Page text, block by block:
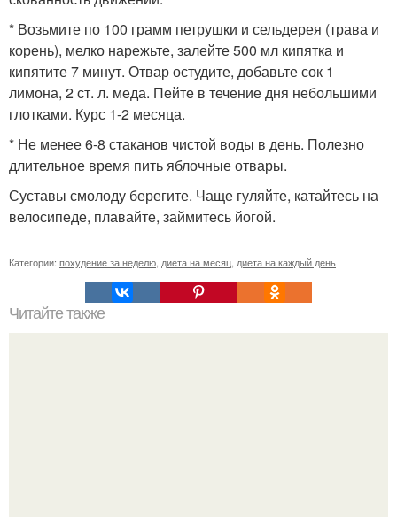
* Возьмите по 100 грамм петрушки и сельдерея (трава и
корень), мелко нарежьте, залейте 500 мл кипятка и
кипятите 7 минут. Отвар остудите, добавьте сок 1
лимона, 2 ст. л. меда. Пейте в течение дня небольшими
глотками. Курс 1-2 месяца.
* Не менее 6-8 стаканов чистой воды в день. Полезно
длительное время пить яблочные отвары.
Суставы смолоду берегите. Чаще гуляйте, катайтесь на
велосипеде, плавайте, займитесь йогой.
Категории: похудение за неделю, диета на месяц, диета на каждый день
Читайте также